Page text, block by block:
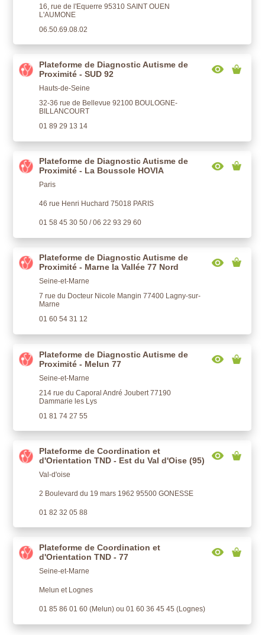
16, rue de l'Equerre 95310 SAINT OUEN
L'AUMONE
06.50.69.08.02
Plateforme de Diagnostic Autisme de
Proximité - SUD 92
Hauts-de-Seine
32-36 rue de Bellevue 92100 BOULOGNE-
BILLANCOURT
01 89 29 13 14
Plateforme de Diagnostic Autisme de
Proximité - La Boussole HOVIA
Paris
46 rue Henri Huchard 75018 PARIS
01 58 45 30 50 / 06 22 93 29 60
Plateforme de Diagnostic Autisme de
Proximité - Marne la Vallée 77 Nord
Seine-et-Marne
7 rue du Docteur Nicole Mangin 77400 Lagny-sur-
Marne
01 60 54 31 12
Plateforme de Diagnostic Autisme de
Proximité - Melun 77
Seine-et-Marne
214 rue du Caporal André Joubert 77190
Dammarie les Lys
01 81 74 27 55
Plateforme de Coordination et
d'Orientation TND - Est du Val d'Oise (95)
Val-d'oise
2 Boulevard du 19 mars 1962 95500 GONESSE
01 82 32 05 88
Plateforme de Coordination et
d'Orientation TND - 77
Seine-et-Marne
Melun et Lognes
01 85 86 01 60 (Melun) ou 01 60 36 45 45 (Lognes)